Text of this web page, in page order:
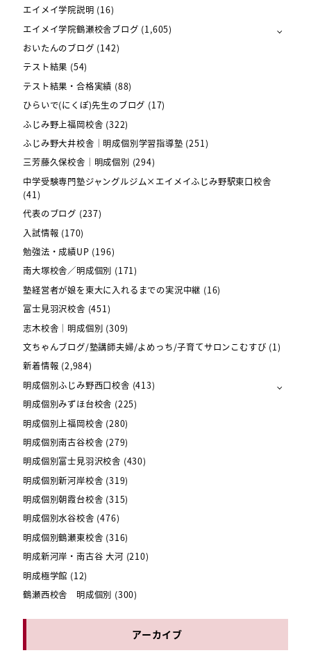
エイメイ学院説明 (16)
エイメイ学院鶴瀬校舎ブログ (1,605)
おいたんのブログ (142)
テスト結果 (54)
テスト結果・合格実績 (88)
ひらいで(にくぽ)先生のブログ (17)
ふじみ野上福岡校舎 (322)
ふじみ野大井校舎｜明成個別学習指導塾 (251)
三芳藤久保校舎｜明成個別 (294)
中学受験専門塾ジャングルジム×エイメイふじみ野駅東口校舎
(41)
代表のブログ (237)
入試情報 (170)
勉強法・成績UP (196)
南大塚校舎／明成個別 (171)
塾経営者が娘を東大に入れるまでの実況中継 (16)
富士見羽沢校舎 (451)
志木校舎｜明成個別 (309)
文ちゃんブログ/塾講師夫婦/よめっち/子育てサロンこむすび (1)
新着情報 (2,984)
明成個別ふじみ野西口校舎 (413)
明成個別みずほ台校舎 (225)
明成個別上福岡校舎 (280)
明成個別南古谷校舎 (279)
明成個別富士見羽沢校舎 (430)
明成個別新河岸校舎 (319)
明成個別朝霞台校舎 (315)
明成個別水谷校舎 (476)
明成個別鶴瀬東校舎 (316)
明成新河岸・南古谷 大河 (210)
明成極学館 (12)
鶴瀬西校舎 明成個別 (300)
アーカイブ